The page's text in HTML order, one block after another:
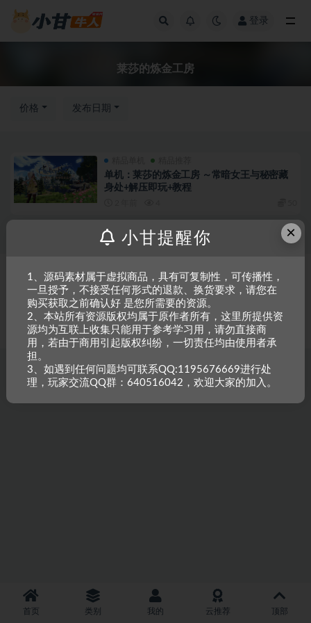
登录
莱莎的炼金工房
价格 发布日期
单机：莱莎的炼金工房 ～常暗女王与秘密藏
身处+解压即玩+教程
Copyright © 2023 小甘牛人资源网 - All rights reserved
粤ICP备2023002201
号-1
本站是一个坚持做精品资源的网站，会长期坚持更新资源，以共享为原则，尊
重原创，如需搬资源请先与站长沟通，恶意搬运封禁账号。
首页 类别 我的 云推荐 顶部
×
小甘提醒你
1、源码素材属于虚拟商品，具有可复制性，可传播性，
一旦授予，不接受任何形式的退款、换货要求，请您在
购买获取之前确认好 是您所需要的资源。
2、本站所有资源版权均属于原作者所有，这里所提供资
源均为互联上收集只能用于参考学习用，请勿直接商
用，若由于商用引起版权纠纷，一切责任均由使用者承
担。
3、如遇到任何问题均可联系QQ:1195676669进行处
理，玩家交流QQ群：640516042，欢迎大家的加入。